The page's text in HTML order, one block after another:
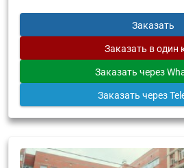
Заказать
Заказать в один
Заказать через
Заказать через